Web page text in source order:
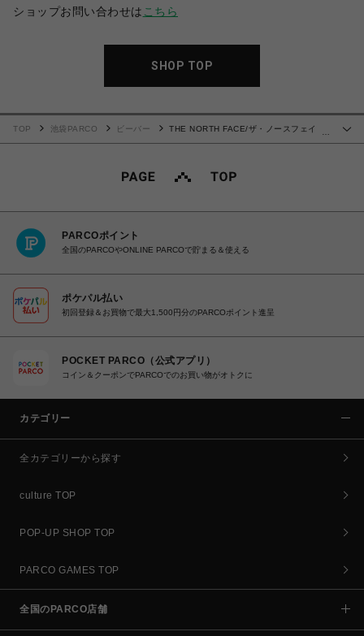
ショップお問い合わせは こちら
SHOP TOP
TOP 池袋PARCO ビーバー
THE NORTH FACE/ザ・ノースフェイ
PARCOポイント
全国のPARCOやONLINE PARCOで貯まる＆使える
ポケパル払い
初回登録＆お買物で最大1,500円分のPARCOポイント進呈
POCKET PARCO（公式アプリ）
コイン＆クーポンでPARCOでのお買い物がオトクに
カテゴリー
全カテゴリーから探す
culture TOP
POP-UP SHOP TOP
PARCO GAMES TOP
全国のPARCO店舗